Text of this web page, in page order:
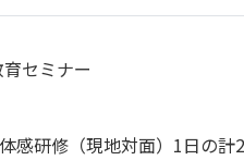
セミナー
感研修（現地対面）1日の計